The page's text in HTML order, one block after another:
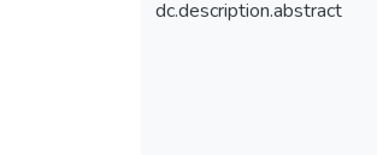
dc.description.abstract